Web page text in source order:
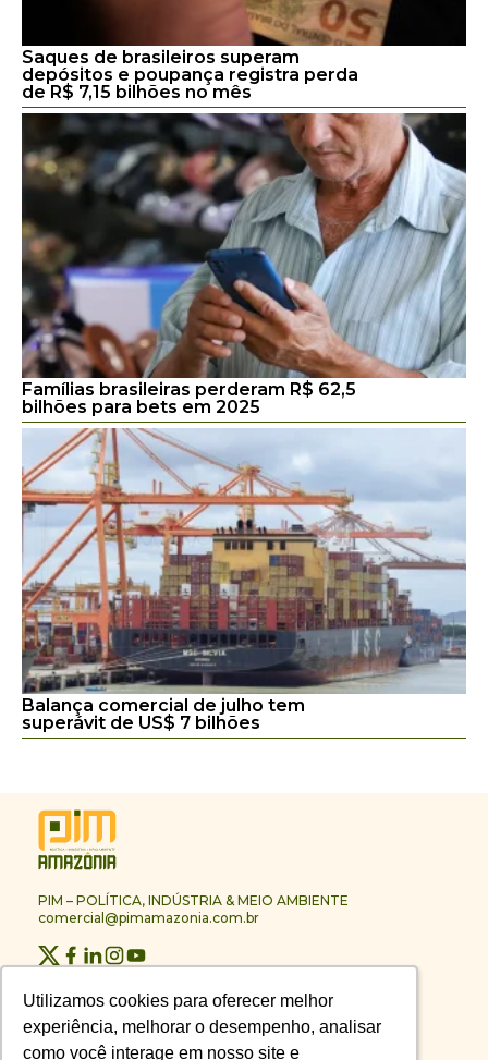
Utilizamos cookies para oferecer melhor
experiência, melhorar o desempenho, analisar
como você interage em nosso site e
Utilizamos cookies para oferecer melhor
experiência, melhorar o desempenho, analisar
como você interage em nosso site e
Saques de brasileiros superam
depósitos e poupança registra perda
de R$ 7,15 bilhões no mês
Famílias brasileiras perderam R$ 62,5
bilhões para bets em 2025
Balança comercial de julho tem
superávit de US$ 7 bilhões
PIM – POLÍTICA, INDÚSTRIA & MEIO AMBIENTE
comercial@pimamazonia.com.br
Contato
Publicidade
Melhores Empresas